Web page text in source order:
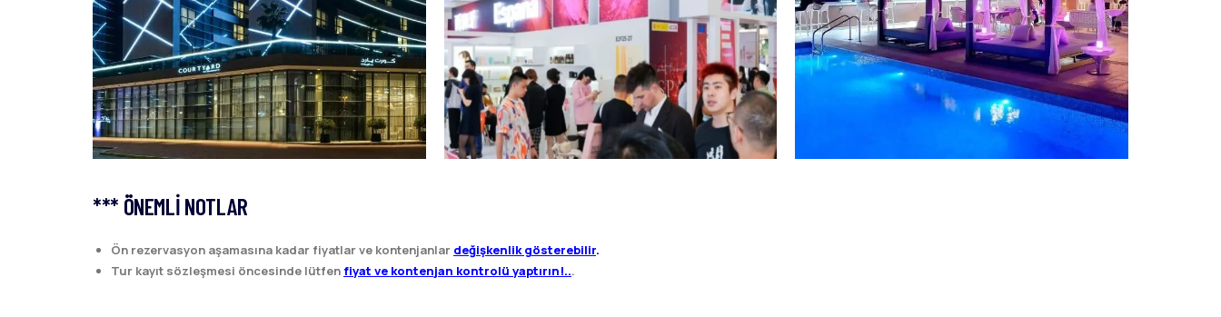
*** ÖNEMLI NOTLAR
Ön rezervasyon aşamasına kadar fiyatlar ve kontenjanlar değişkenlik gösterebilir.
Tur kayıt sözleşmesi öncesinde lütfenfiyat ve kontenjan kontrolü yaptırın!...